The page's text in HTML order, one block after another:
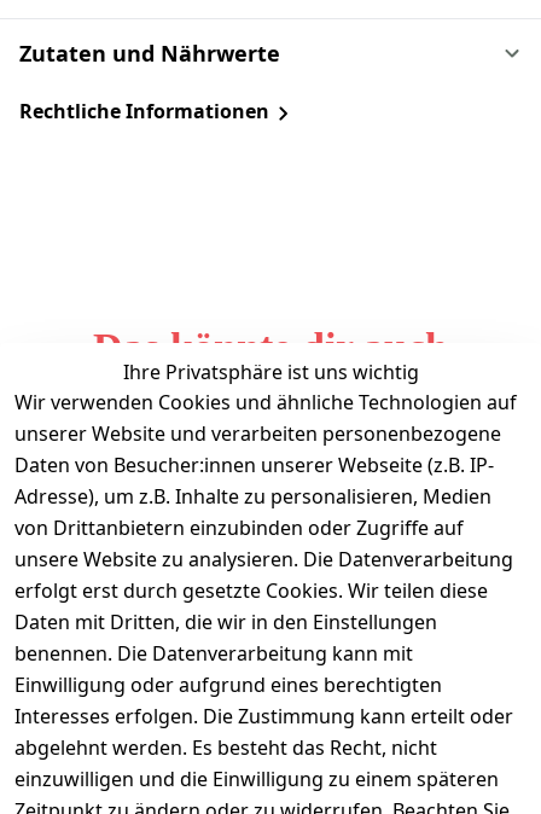
Zutaten und Nährwerte
Rechtliche Informationen
Das könnte dir auch
gefallen
Ihre Privatsphäre ist uns wichtig
Wir verwenden Cookies und ähnliche Technologien auf
unserer Website und verarbeiten personenbezogene
Daten von Besucher:innen unserer Webseite (z.B. IP-
Adresse), um z.B. Inhalte zu personalisieren, Medien
von Drittanbietern einzubinden oder Zugriffe auf
unsere Website zu analysieren. Die Datenverarbeitung
erfolgt erst durch gesetzte Cookies. Wir teilen diese
Daten mit Dritten, die wir in den Einstellungen
benennen. Die Datenverarbeitung kann mit
Einwilligung oder aufgrund eines berechtigten
Interesses erfolgen. Die Zustimmung kann erteilt oder
abgelehnt werden. Es besteht das Recht, nicht
einzuwilligen und die Einwilligung zu einem späteren
Informationen
Mein Konto
Vertrag widerrufen